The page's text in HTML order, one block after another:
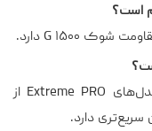
است؟
به‌دلیل تعداد کانال‌های فلش و کنترلر؛ مدل‌های Extreme PRO از